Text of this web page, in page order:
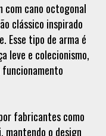
com cano octogonal
clássico inspirado
Esse tipo de arma é
leve e colecionismo,
fabricantes como
mantendo o design